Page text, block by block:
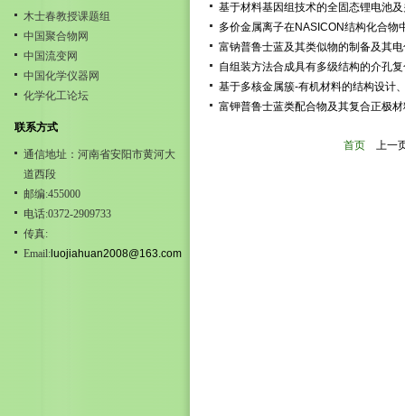
木士春教授课题组
中国聚合物网
中国流变网
中国化学仪器网
化学化工论坛
联系方式
通信地址：河南省安阳市黄河大
道西段
邮编:455000
电话:0372-2909733
传真:
Email:luojiahuan2008@163.com
基于材料基因组技术的全固态锂电池
多价金属离子在NASICON结构化合物
富钠普鲁士蓝及其类似物的制备及其
自组装方法合成具有多级结构的介孔
基于多核金属簇-有机材料的结构设计
富钾普鲁士蓝类配合物及其复合正极
首页 上一